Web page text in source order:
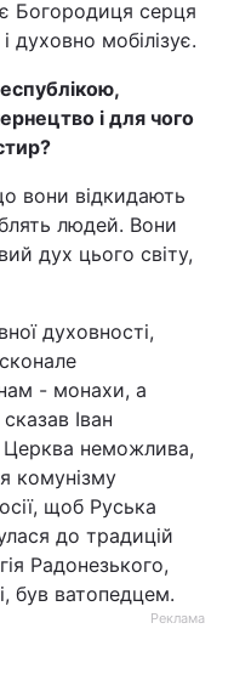
Богородиця серця
духовно мобілізує.
і для чого
вони відкидають
людей. Вони
дух цього світу,
духовності,
- монахи, а
Іван
неможлива,
комунізму
щоб Руська
до традицій
Радонезького,
був ватопедцем.
Реклама